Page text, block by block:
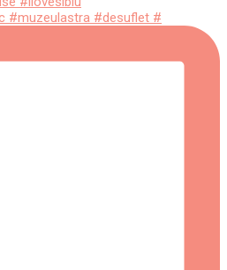
#muzeulastra #desuflet #